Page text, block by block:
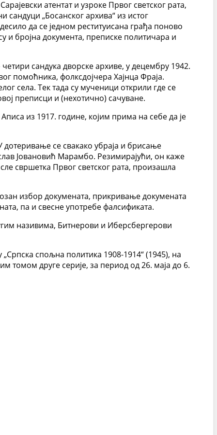
атентат и узроке Првог светског рата,
„Босанског архива“ из истог
да се једном реституисана грађа поново
и бројна документа, преписке политичара и
сандука дворске архиве, у децембру 1942.
помоћника, фолксдојчера Хајнца Фраја.
села. Тек тада су мученици открили где се
преписци и (нехотично) сачуване.
из 1917. године, којим прима на себе да је
дотеривање се свакако убраја и брисање
Јовановић Марамбо. Резимирајући, он каже
свршетка Првог светског рата, произашла
избор докумената, прикривање докумената
па и свесне употребе фалсификата.
називима, Битнерови и Иберсбергерови
спољна политика 1908-1914“ (1945), на
томом друге серије, за период од 26. маја до 6.